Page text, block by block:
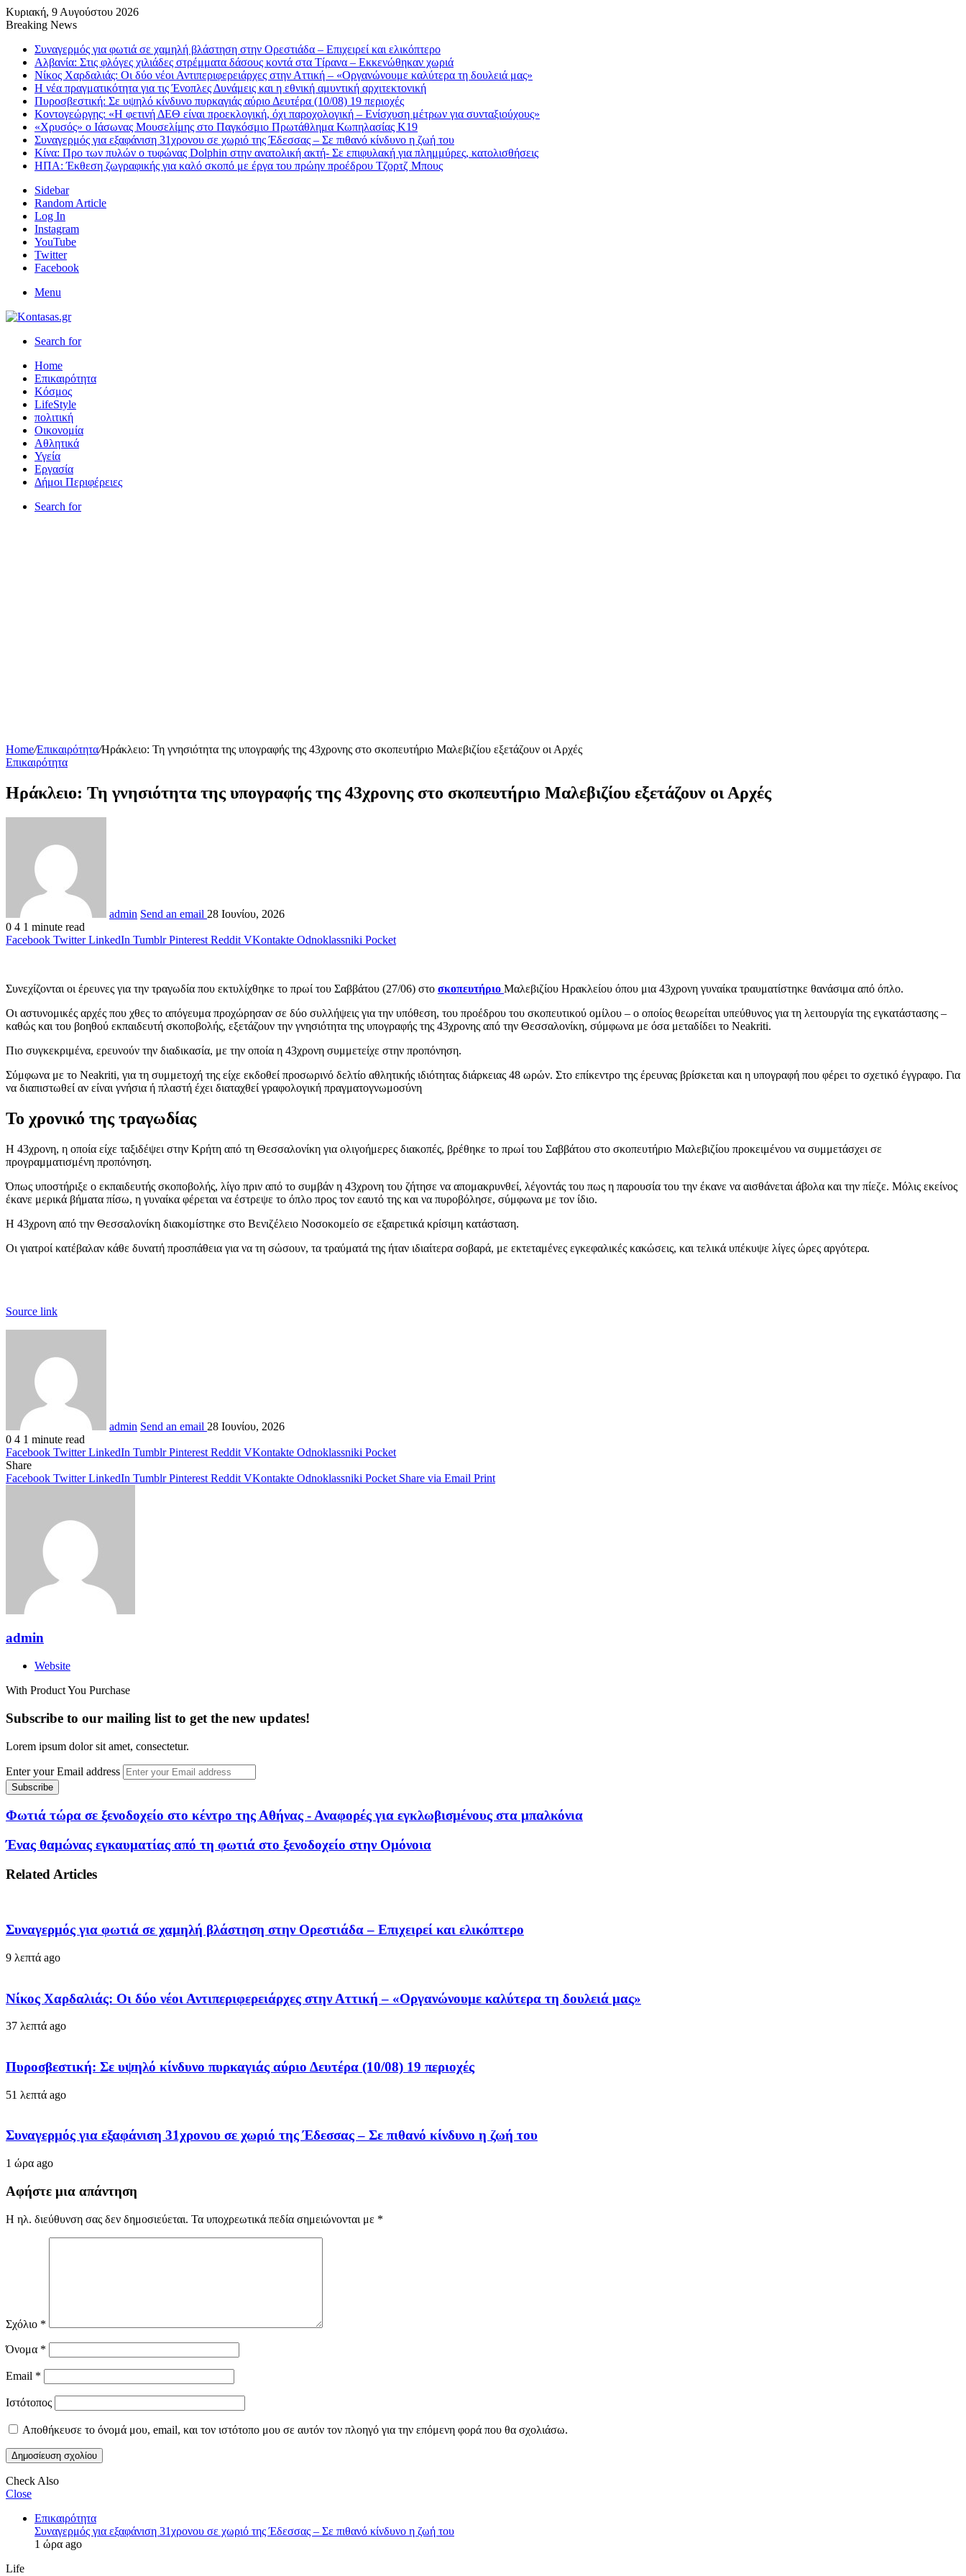
Κυριακή, 9 Αυγούστου 2026
Breaking News
Συναγερμός για φωτιά σε χαμηλή βλάστηση στην Ορεστιάδα – Επιχειρεί και ελικόπτερο
Αλβανία: Στις φλόγες χιλιάδες στρέμματα δάσους κοντά στα Τίρανα – Εκκενώθηκαν χωριά
Νίκος Χαρδαλιάς: Οι δύο νέοι Αντιπεριφερειάρχες στην Αττική – «Οργανώνουμε καλύτερα τη δουλειά μας»
Η νέα πραγματικότητα για τις Ένοπλες Δυνάμεις και η εθνική αμυντική αρχιτεκτονική
Πυροσβεστική: Σε υψηλό κίνδυνο πυρκαγιάς αύριο Δευτέρα (10/08) 19 περιοχές
Κοντογεώργης: «Η φετινή ΔΕΘ είναι προεκλογική, όχι παροχολογική – Ενίσχυση μέτρων για συνταξιούχους»
«Χρυσός» ο Ιάσωνας Μουσελίμης στο Παγκόσμιο Πρωτάθλημα Κωπηλασίας Κ19
Συναγερμός για εξαφάνιση 31χρονου σε χωριό της Έδεσσας – Σε πιθανό κίνδυνο η ζωή του
Κίνα: Προ των πυλών ο τυφώνας Dolphin στην ανατολική ακτή- Σε επιφυλακή για πλημμύρες, κατολισθήσεις
ΗΠΑ: Έκθεση ζωγραφικής για καλό σκοπό με έργα του πρώην προέδρου Τζορτζ Μπους
Sidebar
Random Article
Log In
Instagram
YouTube
Twitter
Facebook
Menu
Search for
Home
Επικαιρότητα
Κόσμος
LifeStyle
πολιτική
Οικονομία
Αθλητικά
Υγεία
Εργασία
Δήμοι Περιφέρειες
Search for
Home/Επικαιρότητα/Ηράκλειο: Τη γνησιότητα της υπογραφής της 43χρονης στο σκοπευτήριο Μαλεβιζίου εξετάζουν οι Αρχές
Επικαιρότητα
Ηράκλειο: Τη γνησιότητα της υπογραφής της 43χρονης στο σκοπευτήριο Μαλεβιζίου εξετάζουν οι Αρχές
admin Send an email 28 Ιουνίου, 2026
0 4 1 minute read
Facebook Twitter LinkedIn Tumblr Pinterest Reddit VKontakte Odnoklassniki Pocket
Συνεχίζονται οι έρευνες για την τραγωδία που εκτυλίχθηκε το πρωί του Σαββάτου (27/06) στο σκοπευτήριο Μαλεβιζίου Ηρακλείου όπου μια 43χρονη γυναίκα τραυματίστηκε θανάσιμα από όπλο.
Οι αστυνομικές αρχές που χθες το απόγευμα προχώρησαν σε δύο συλλήψεις για την υπόθεση, του προέδρου του σκοπευτικού ομίλου – ο οποίος θεωρείται υπεύθυνος για τη λειτουργία της εγκατάστασης –
καθώς και του βοηθού εκπαιδευτή σκοποβολής, εξετάζουν την γνησιότητα της υπογραφής της 43χρονης από την Θεσσαλονίκη, σύμφωνα με όσα μεταδίδει το Neakriti.
Πιο συγκεκριμένα, ερευνούν την διαδικασία, με την οποία η 43χρονη συμμετείχε στην προπόνηση.
Σύμφωνα με το Neakriti, για τη συμμετοχή της είχε εκδοθεί προσωρινό δελτίο αθλητικής ιδιότητας διάρκειας 48 ωρών. Στο επίκεντρο της έρευνας βρίσκεται και η υπογραφή που φέρει το σχετικό έγγραφο. Για
να διαπιστωθεί αν είναι γνήσια ή πλαστή έχει διαταχθεί γραφολογική πραγματογνωμοσύνη
Το χρονικό της τραγωδίας
Η 43χρονη, η οποία είχε ταξιδέψει στην Κρήτη από τη Θεσσαλονίκη για ολιγοήμερες διακοπές, βρέθηκε το πρωί του Σαββάτου στο σκοπευτήριο Μαλεβιζίου προκειμένου να συμμετάσχει σε
προγραμματισμένη προπόνηση.
Όπως υποστήριξε ο εκπαιδευτής σκοποβολής, λίγο πριν από το συμβάν η 43χρονη του ζήτησε να απομακρυνθεί, λέγοντάς του πως η παρουσία του την έκανε να αισθάνεται άβολα και την πίεζε. Μόλις εκείνος
έκανε μερικά βήματα πίσω, η γυναίκα φέρεται να έστρεψε το όπλο προς τον εαυτό της και να πυροβόλησε, σύμφωνα με τον ίδιο.
Η 43χρονη από την Θεσσαλονίκη διακομίστηκε στο Βενιζέλειο Νοσοκομείο σε εξαιρετικά κρίσιμη κατάσταση.
Οι γιατροί κατέβαλαν κάθε δυνατή προσπάθεια για να τη σώσουν, τα τραύματά της ήταν ιδιαίτερα σοβαρά, με εκτεταμένες εγκεφαλικές κακώσεις, και τελικά υπέκυψε λίγες ώρες αργότερα.
Source link
admin Send an email 28 Ιουνίου, 2026
0 4 1 minute read
Facebook Twitter LinkedIn Tumblr Pinterest Reddit VKontakte Odnoklassniki Pocket
Share
Facebook Twitter LinkedIn Tumblr Pinterest Reddit VKontakte Odnoklassniki Pocket Share via Email Print
admin
Website
With Product You Purchase
Subscribe to our mailing list to get the new updates!
Lorem ipsum dolor sit amet, consectetur.
Enter your Email address
Φωτιά τώρα σε ξενοδοχείο στο κέντρο της Αθήνας - Αναφορές για εγκλωβισμένους στα μπαλκόνια
Ένας θαμώνας εγκαυματίας από τη φωτιά στο ξενοδοχείο στην Ομόνοια
Related Articles
Συναγερμός για φωτιά σε χαμηλή βλάστηση στην Ορεστιάδα – Επιχειρεί και ελικόπτερο
9 λεπτά ago
Νίκος Χαρδαλιάς: Οι δύο νέοι Αντιπεριφερειάρχες στην Αττική – «Οργανώνουμε καλύτερα τη δουλειά μας»
37 λεπτά ago
Πυροσβεστική: Σε υψηλό κίνδυνο πυρκαγιάς αύριο Δευτέρα (10/08) 19 περιοχές
51 λεπτά ago
Συναγερμός για εξαφάνιση 31χρονου σε χωριό της Έδεσσας – Σε πιθανό κίνδυνο η ζωή του
1 ώρα ago
Αφήστε μια απάντηση
Η ηλ. διεύθυνση σας δεν δημοσιεύεται. Τα υποχρεωτικά πεδία σημειώνονται με *
Σχόλιο *
Όνομα *
Email *
Ιστότοπος
Αποθήκευσε το όνομά μου, email, και τον ιστότοπο μου σε αυτόν τον πλοηγό για την επόμενη φορά που θα σχολιάσω.
Check Also
Close
Επικαιρότητα
Συναγερμός για εξαφάνιση 31χρονου σε χωριό της Έδεσσας – Σε πιθανό κίνδυνο η ζωή του
1 ώρα ago
Life